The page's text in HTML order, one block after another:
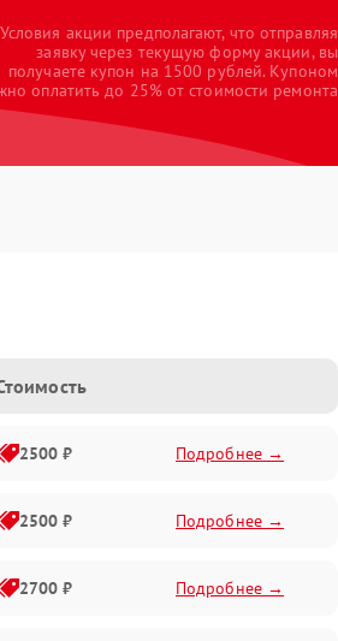
акции предполагают, что отправляя
заявку через текущую форму акции, вы
получаете купон на 1500 рублей. Купоном
оплатить до 25% от стоимости ремонта
2500 ₽ Подробнее →
2500 ₽ Подробнее →
2700 ₽ Подробнее →